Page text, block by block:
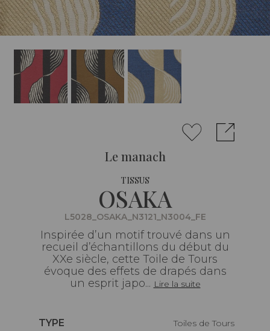
Le manach
TISSUS
OSAKA
L5028_OSAKA_N3121_N3004_FE
Inspirée d’un motif trouvé dans un
recueil d’échantillons du début du
XXe siècle, cette Toile de Tours
évoque des effets de drapés dans
un esprit japo... Lire la suite
Caractéristiques
TYPE
Toiles de Tours